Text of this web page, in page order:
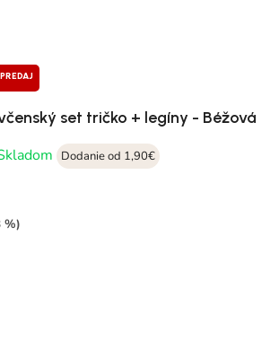
set tričko + legíny - Béžová
Dodanie od 1,90€
%)